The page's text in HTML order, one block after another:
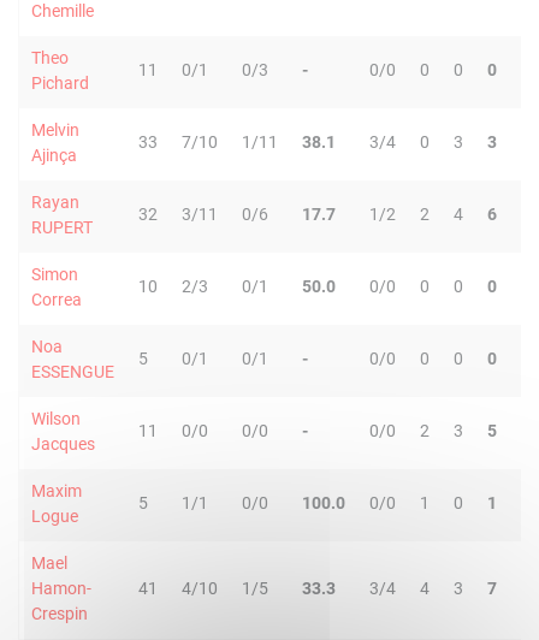
Chemille
Theo
Pichard
11 0/1 0/3 - 0/0 0 0 0
Melvin
Ajinça
33 7/10 1/11 38.1 3/4 0 3 3
Rayan
RUPERT
32 3/11 0/6 17.7 1/2 2 4 6
Simon
Correa
10 2/3 0/1 50.0 0/0 0 0 0
Noa
ESSENGUE
5 0/1 0/1 - 0/0 0 0 0
Wilson
Jacques
11 0/0 0/0 - 0/0 2 3 5
Maxim
Logue
5 1/1 0/0 100.0 0/0 1 0 1
Mael
Hamon-
Crespin
41 4/10 1/5 33.3 3/4 4 3 7